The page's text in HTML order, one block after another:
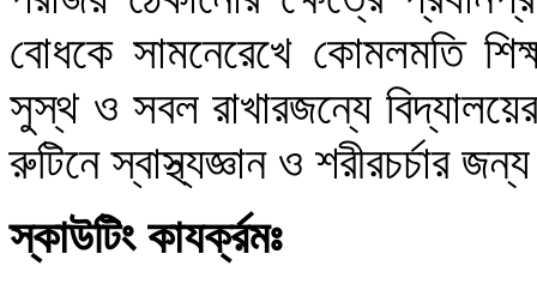
বোধকে সামনেরেখে কোমলমতি
সুস্থ ও সবল রাখারজন্যে
রুটিনে স্বাস্থ্যজ্ঞান ও শরীরচর্চার
স্কাউটিং কাযর্ক্রমঃ